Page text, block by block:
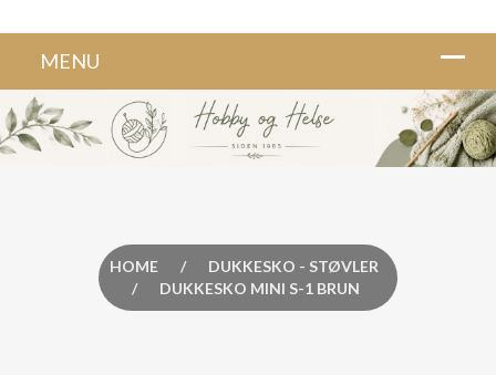
HOME /
DUKKESKO - STØVLER
/
DUKKESKO MINI S-1 BRUN